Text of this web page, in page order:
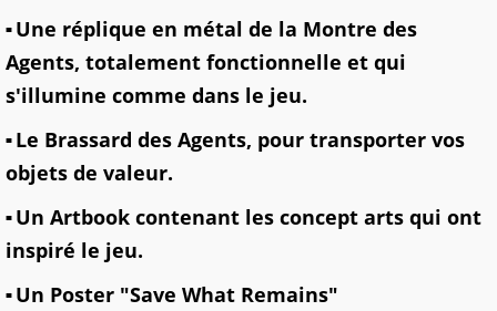
Une réplique en métal de la Montre des
Agents, totalement fonctionnelle et qui
s'illumine comme dans le jeu.
Le Brassard des Agents, pour transporter vos
objets de valeur.
Un Artbook contenant les concept arts qui ont
inspiré le jeu.
Un Poster "Save What Remains"